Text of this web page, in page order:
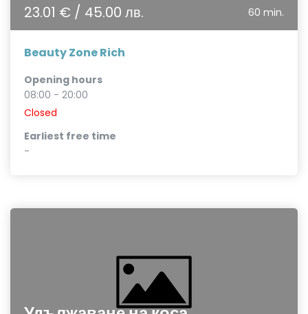
23.01 € / 45.00 лв. 60 min.
Beauty Zone Rich
Opening hours
08:00 - 20:00
Closed
Earliest free time
-